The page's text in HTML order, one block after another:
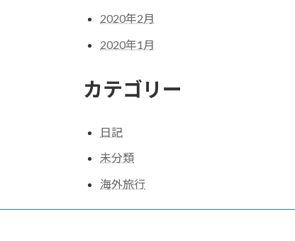
2020年2月
2020年1月
カテゴリー
日記
未分類
海外旅行